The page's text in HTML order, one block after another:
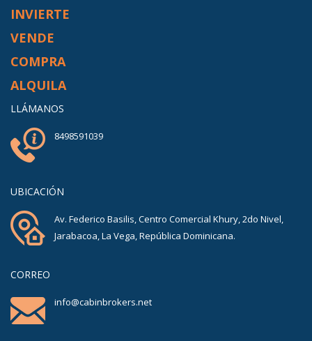
INVIERTE
VENDE
COMPRA
ALQUILA
LLÁMANOS
8498591039
UBICACIÓN
Av. Federico Basilis, Centro Comercial Khury, 2do Nivel,
Jarabacoa, La Vega, República Dominicana.
CORREO
info@cabinbrokers.net